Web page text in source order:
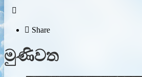

 Share
මුණිවත